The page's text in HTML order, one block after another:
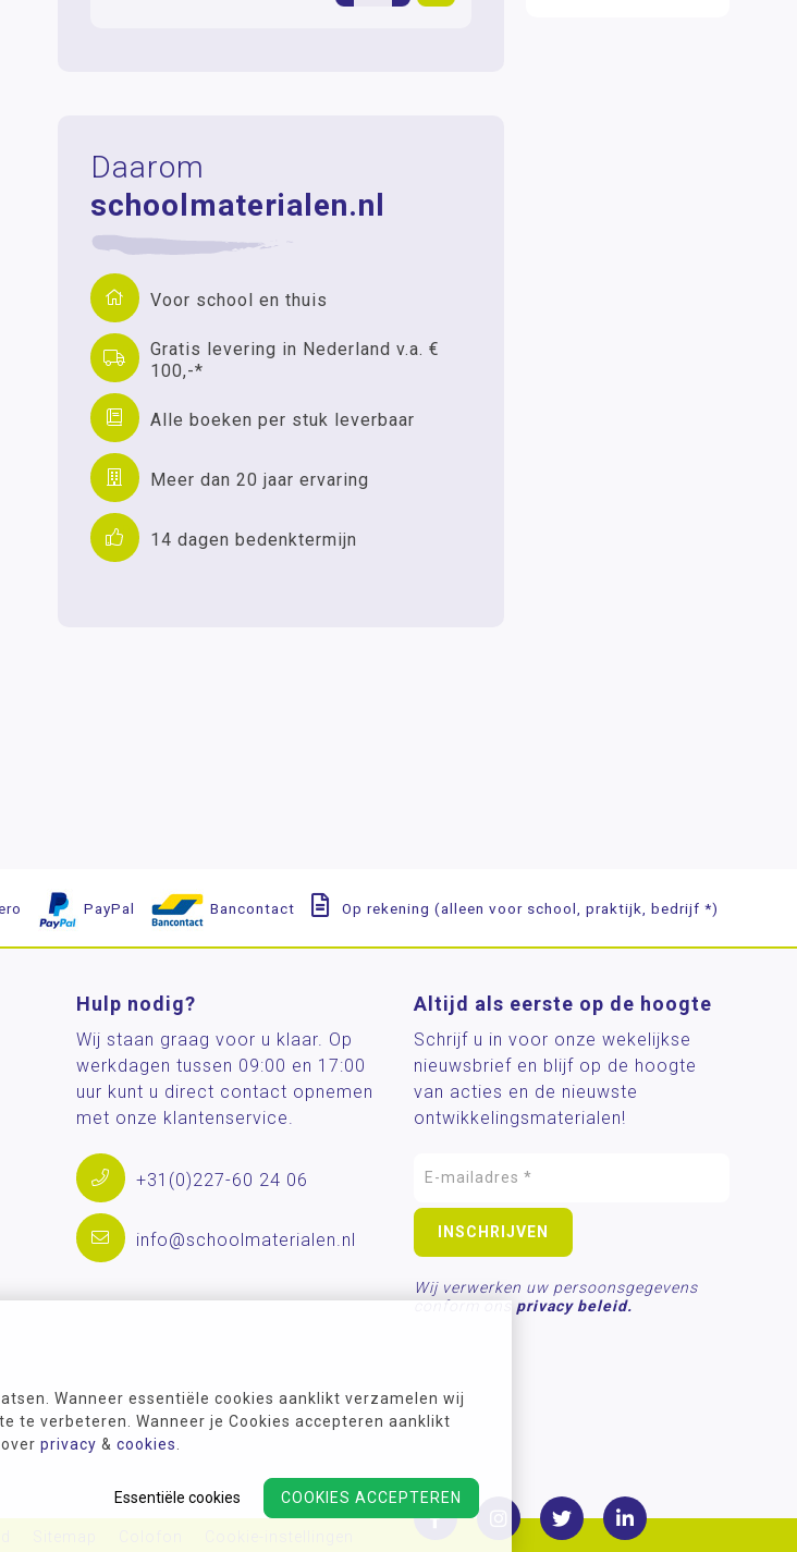
Wanneer essentiële cookies aanklikt verzamelen wij
te verbeteren. Wanneer je Cookies accepteren aanklikt
privacy & cookies
COOKIES ACCEPTEREN
Essentiële cookies
Daarom
schoolmaterialen.nl
Voor school en thuis
Gratis levering in Nederland v.a. €
100,-*
Alle boeken per stuk leverbaar
Meer dan 20 jaar ervaring
14 dagen bedenktermijn
PayPal Bancontact Op rekening (alleen voor school, praktijk, bedrijf *)
Hulp nodig?
Wij staan graag voor u klaar. Op
werkdagen tussen 09:00 en 17:00
uur kunt u direct contact opnemen
met onze klantenservice.
+31(0)227-60 24 06
info@schoolmaterialen.nl
Altijd als eerste op de hoogte
Schrijf u in voor onze wekelijkse
nieuwsbrief en blijf op de hoogte
van acties en de nieuwste
ontwikkelingsmaterialen!
Wij verwerken uw persoonsgegevens
conform ons privacy beleid.